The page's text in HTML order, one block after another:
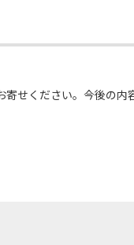
せください。今後の内